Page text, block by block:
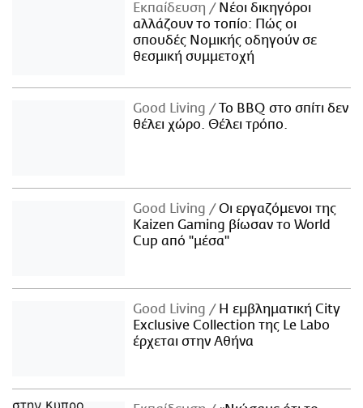
Εκπαίδευση
Νέοι δικηγόροι
αλλάζουν το τοπίο: Πώς οι
σπουδές Νομικής οδηγούν σε
θεσμική συμμετοχή
Good Living
Το BBQ στο σπίτι δεν
θέλει χώρο. Θέλει τρόπο.
Good Living
Οι εργαζόμενοι της
Kaizen Gaming βίωσαν το World
Cup από "μέσα"
Good Living
Η εμβληματική City
Exclusive Collection της Le Labo
έρχεται στην Αθήνα